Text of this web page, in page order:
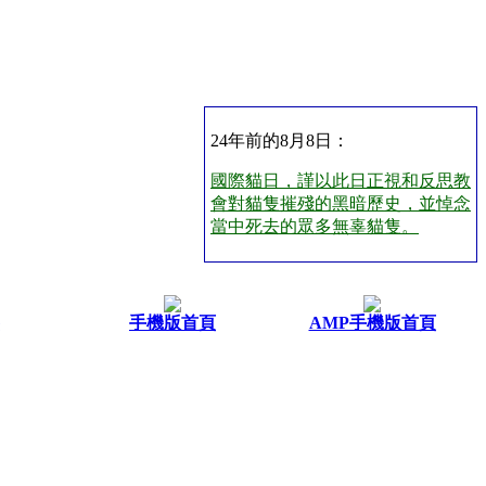
24年前的8月8日：
國際貓日，謹以此日正視和反思教
會對貓隻摧殘的黑暗歷史，並悼念
當中死去的眾多無辜貓隻。
手機版首頁 AMP手機版首頁